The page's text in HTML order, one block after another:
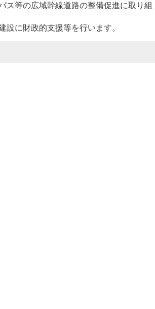
ス等の広域幹線道路の整備促進に取り組
に財政的支援等を行います。